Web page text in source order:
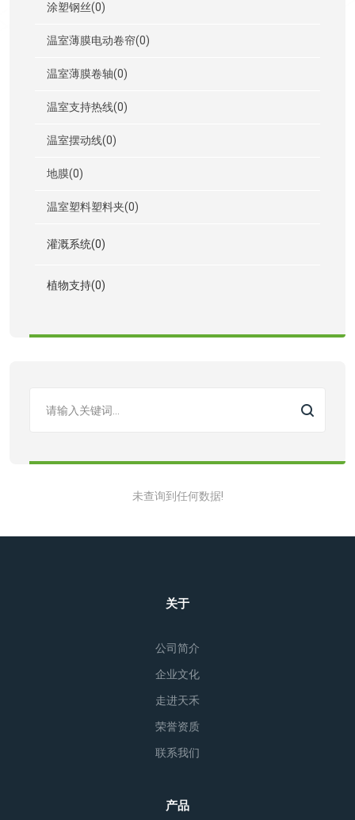
涂塑钢丝(0)
温室薄膜电动卷帘(0)
温室薄膜卷轴(0)
温室支持热线(0)
温室摆动线(0)
地膜(0)
温室塑料塑料夹(0)
灌溉系统(0)
植物支持(0)
未查询到任何数据!
关于
公司简介
企业文化
走进天禾
荣誉资质
联系我们
产品